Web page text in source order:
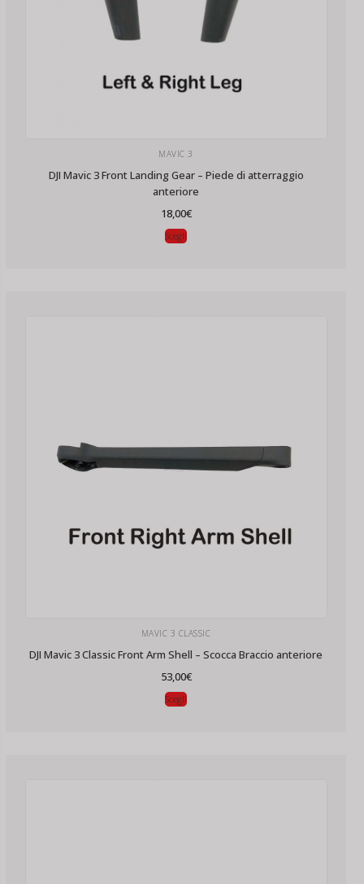
MAVIC 3
DJI Mavic 3 Front Landing Gear – Piede di atterraggio
anteriore
18,00€
Scegli
MAVIC 3 CLASSIC
DJI Mavic 3 Classic Front Arm Shell – Scocca Braccio anteriore
53,00€
Scegli